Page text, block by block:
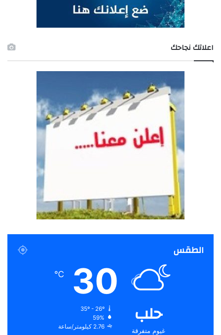
اعلاتك نجاحك
الطقس
حلب
غيوم متفرقة
30
℃
35º - 26º
59%
2.76 كيلومتر/ساعة